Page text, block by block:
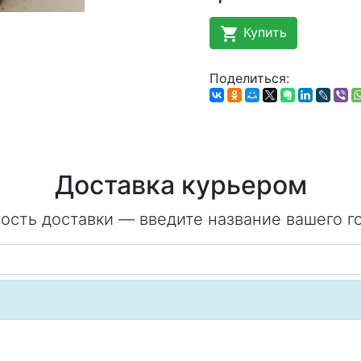
shopping_cart Купить
Поделиться:
Доставка курьером
доставки — введите название вашего